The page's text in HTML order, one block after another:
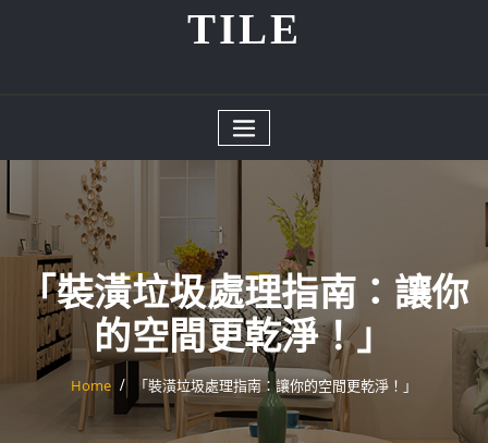
TILE
「裝潢垃圾處理指南：讓你
的空間更乾淨！」
Home 「裝潢垃圾處理指南：讓你的空間更乾淨！」